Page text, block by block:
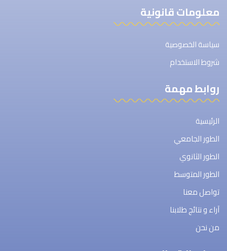
معلومات قانونية
سياسة الخصوصية
شروط الاستخدام
روابط مهمة
الرئيسية
الطور الجامعي
الطور الثانوي
الطور المتوسط
تواصل معنا
آراء و نتائج طلابنا
من نحن